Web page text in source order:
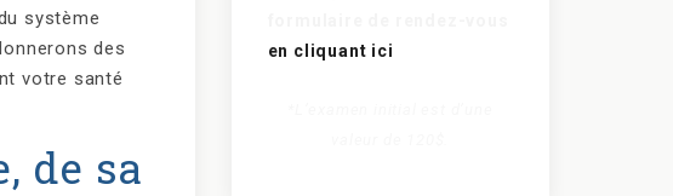
système
des
votre santé
de sa
en cliquant ici